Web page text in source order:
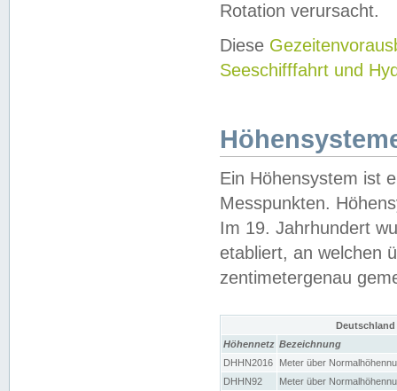
Rotation verursacht.
Diese
Seeschifffahrt und
Ein Höhensystem ist
Messpunkten.
Im 19. Jahrhundert
etabliert, an welchen
zentimetergenau
Höhennetz Bezeichnung
DHHN2016
Meter über
DHHN92
Meter über